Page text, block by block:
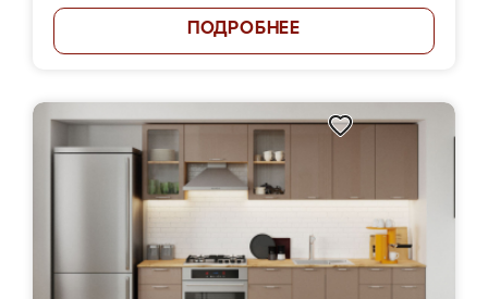
ПОДРОБНЕЕ